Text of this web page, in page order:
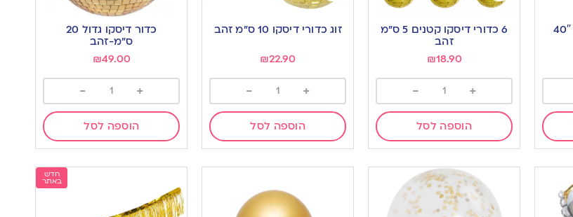
Add
to
wishlist
6 כדורי דיסקו קטנים 5 ס”מ
זהב
₪18.90
+
-
הוספה לסל
Add
to
wishlist
זוג כדורי דיסקו 10 ס”מ זהב
₪22.90
+
-
הוספה לסל
wishlist
כדור דיסקו גדול 20
ס”מ-זהב
₪49.00
+
-
הוספה לסל
חדש
באתר